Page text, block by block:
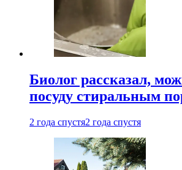
Биолог рассказал,
посуду стиральным
2 года спустя2 года спустя